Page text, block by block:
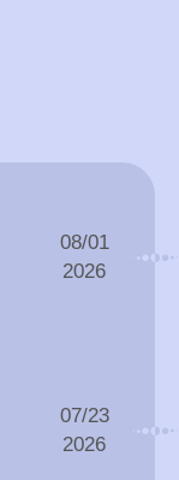
08/01
2026
07/23
2026